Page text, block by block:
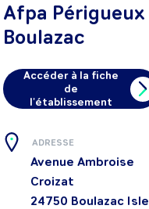
Afpa Périgueux
Boulazac
Accéder à la fiche
de
l'établissement
ADRESSE
Avenue Ambroise
Croizat
24750 Boulazac Isle